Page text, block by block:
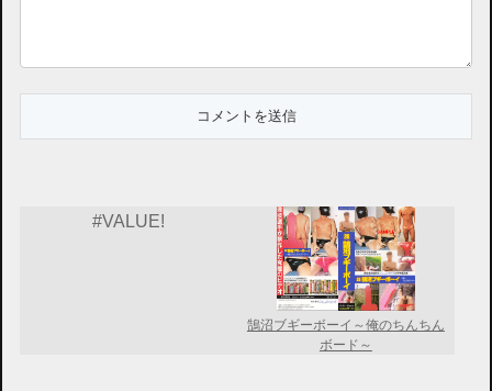
#VALUE!
鵠沼ブギーボーイ～俺のちんちん
ボード～